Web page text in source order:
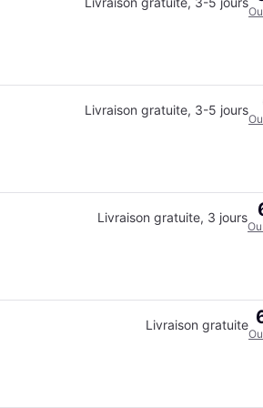
Livraison gratuite, 3-5 jours
Livraison gratuite, 3 jours
Livraison gratuite